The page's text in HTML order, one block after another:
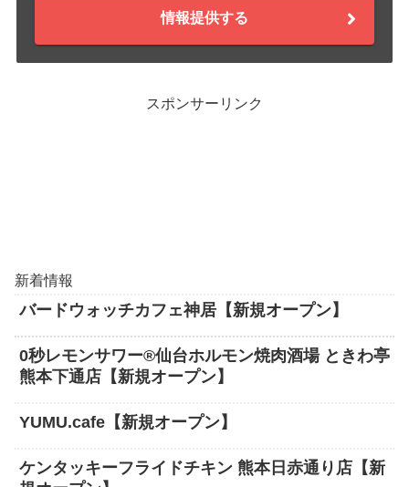
情報提供する
スポンサーリンク
新着情報
バードウォッチカフェ神居【新規オープン】
0秒レモンサワー®仙台ホルモン焼肉酒場 ときわ亭
熊本下通店【新規オープン】
YUMU.cafe【新規オープン】
ケンタッキーフライドチキン 熊本日赤通り店【新